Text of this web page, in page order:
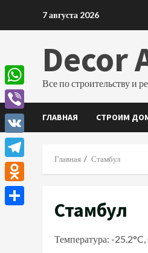
7 августа 2026
Decor
Все по строительству и
ГЛАВНАЯ СТРОИМ
Главная Стамбул
Стамбул
Температура: -
WhatsApp
Viber
VK
Telegram
Odnoklassniki